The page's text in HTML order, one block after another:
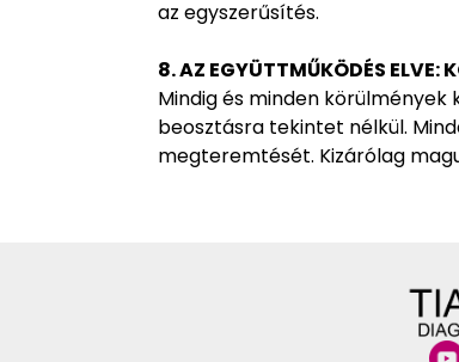
az egyszerűsítés.
8. AZ EGYÜTTMŰKÖDÉS ELVE:
Mindig és minden
beosztásra tekintet nélkül.
megteremtését. Kizárólag